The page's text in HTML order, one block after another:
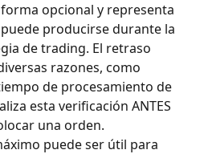
forma opcional y representa
producirse durante la
de trading. El retraso
razones, como
de procesamiento de
esta verificación ANTES
una orden.
puede ser útil para